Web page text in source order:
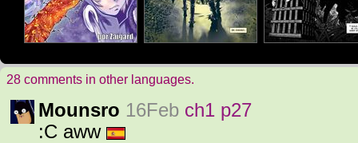
28 comments in other languages.
Mounsro 16Feb ch1 p27
:C aww